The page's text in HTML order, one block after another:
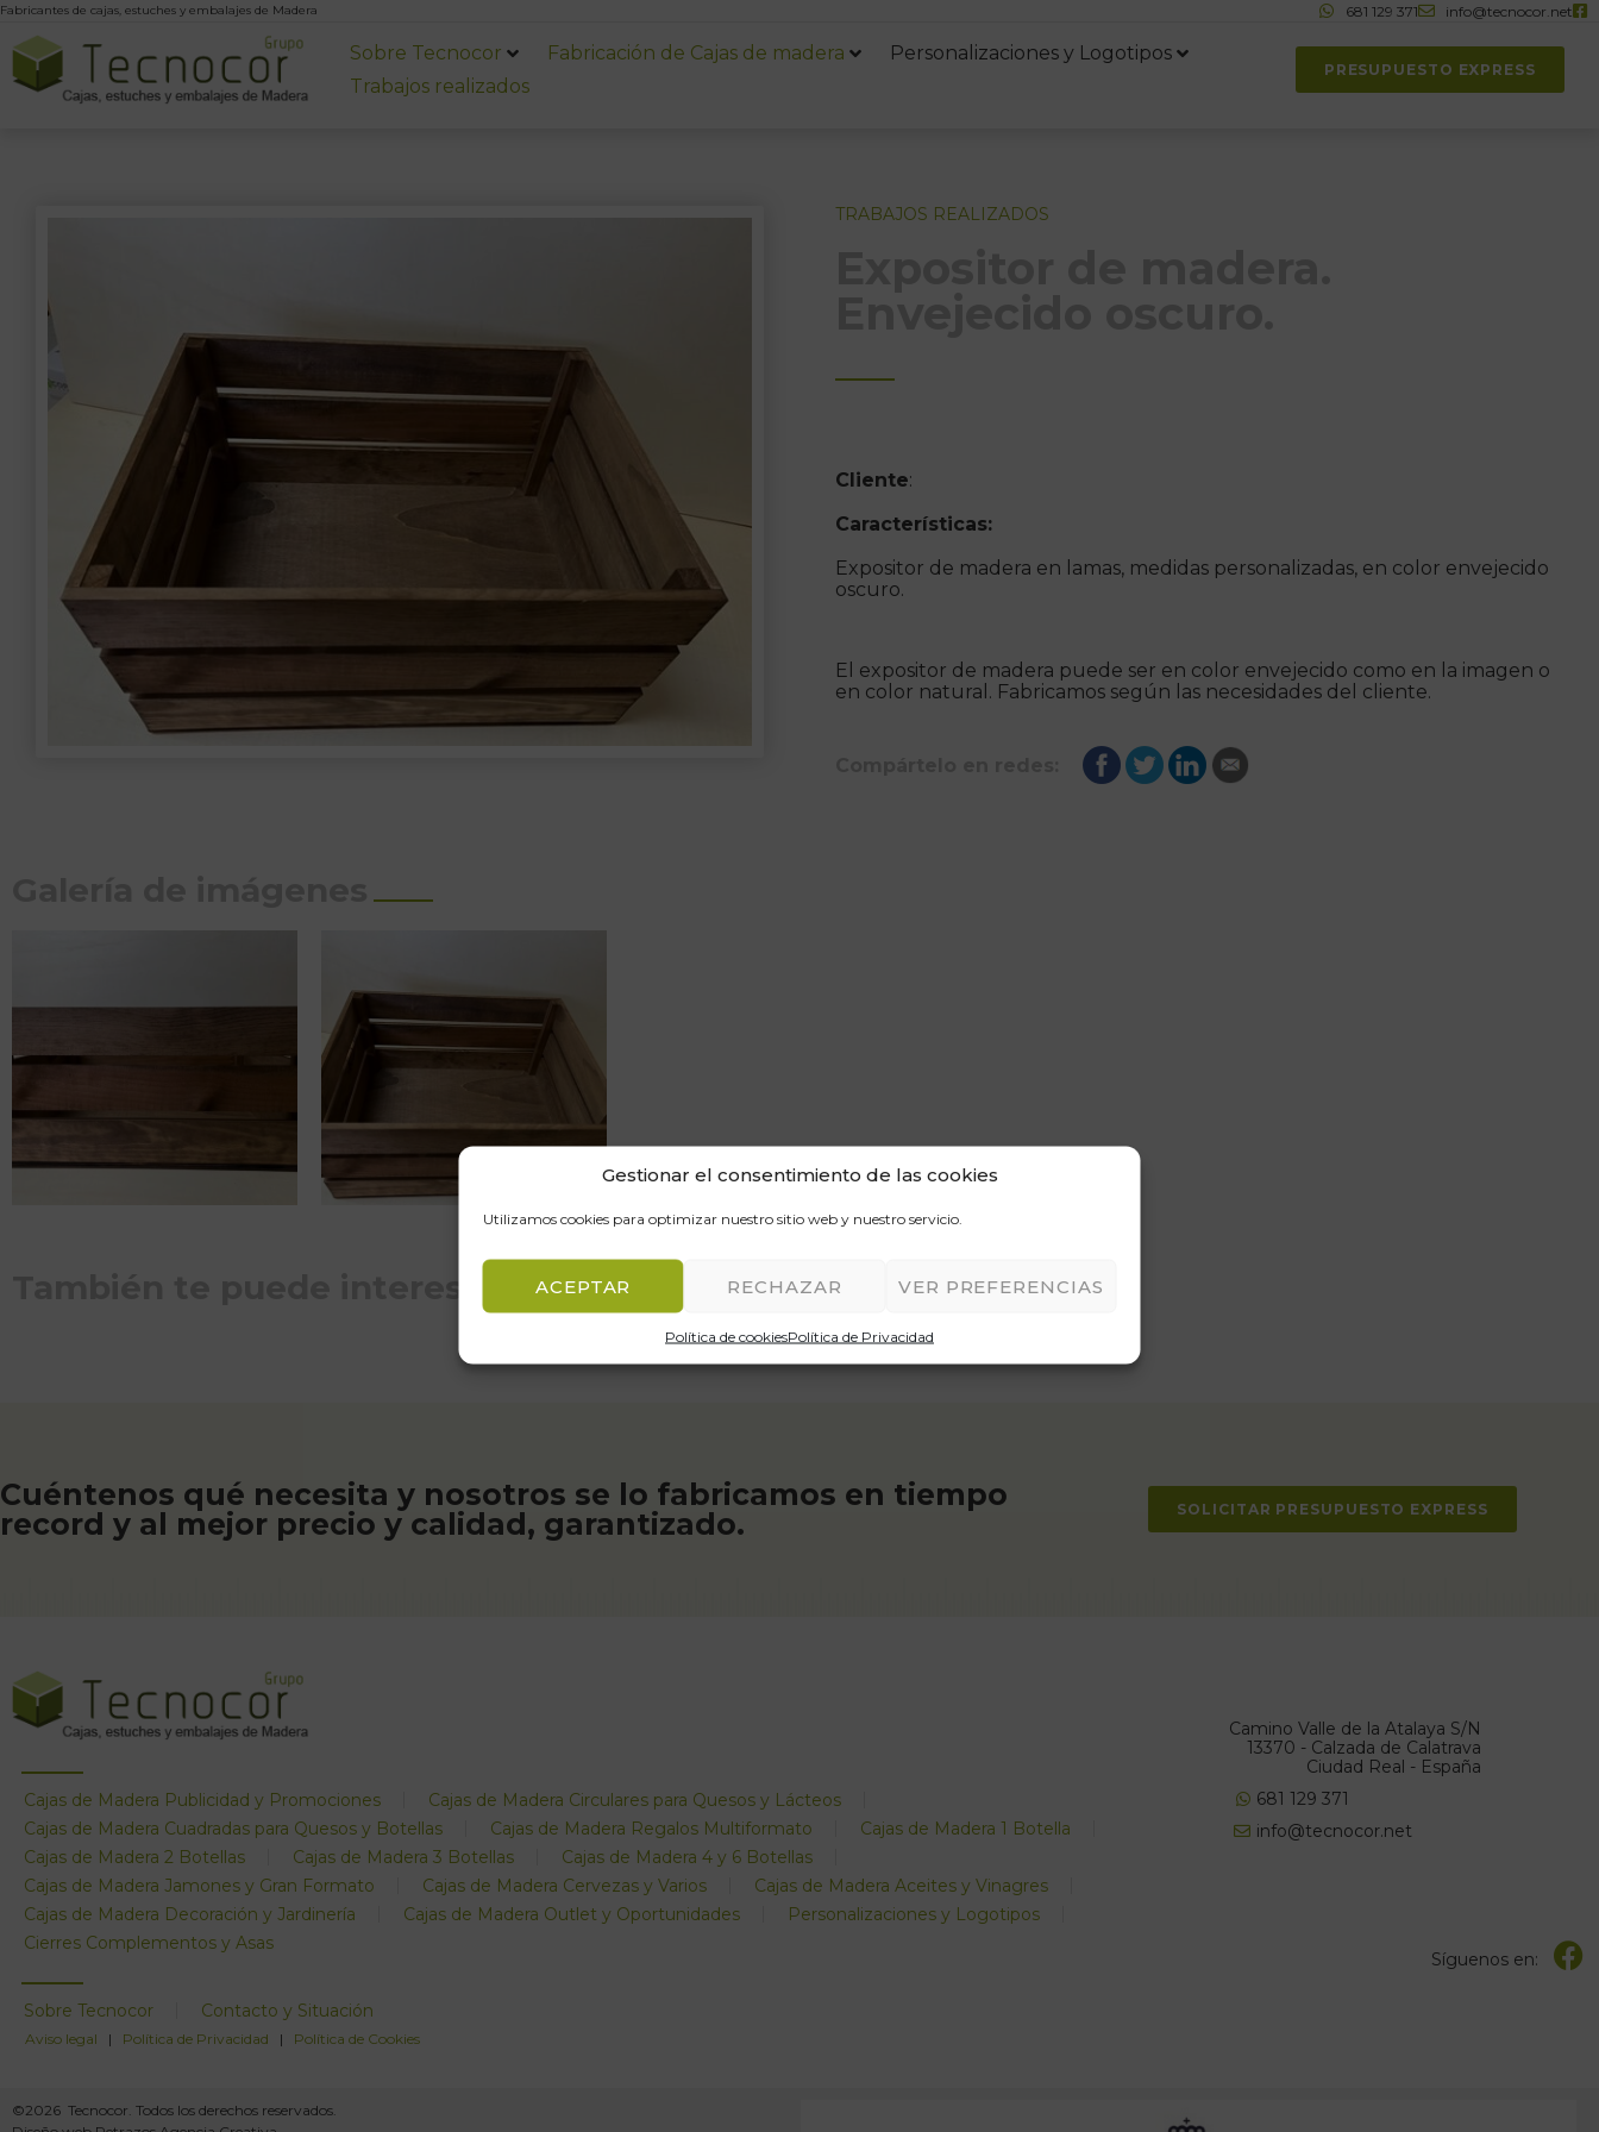
Gestionar el consentimiento de las cookies
Utilizamos cookies para optimizar nuestro sitio web y nuestro servicio.
ACEPTAR RECHAZAR VER PREFERENCIAS
Política de cookiesPolítica de Privacidad
Fabricantes de cajas, estuches y embalajes de Madera 681 129 371 info@tecnocor.net
Sobre Tecnocor Fabricación de Cajas de madera
Personalizaciones y Logotipos
Trabajos realizados
PRESUPUESTO EXPRESS
TRABAJOS REALIZADOS
Cliente:
Características:
Expositor de madera en lamas, medidas personalizadas, en color envejecido
oscuro.
El expositor de madera puede ser en color envejecido como en la imagen o
en color natural. Fabricamos según las necesidades del cliente.
Aún no hemos publicado trabajos relacionados
Cuéntenos qué necesita y nosotros se lo fabricamos en tiempo
record y al mejor precio y calidad, garantizado.
SOLICITAR PRESUPUESTO EXPRESS
Cajas de Madera Publicidad y Promociones
Cajas de Madera Circulares para Quesos y Lácteos
Cajas de Madera Cuadradas para Quesos y Botellas
Cajas de Madera Regalos Multiformato
Cajas de Madera 1 Botella
Cajas de Madera 2 Botellas
Cajas de Madera 3 Botellas
Cajas de Madera 4 y 6 Botellas
Cajas de Madera Jamones y Gran Formato
Cajas de Madera Cervezas y Varios
Cajas de Madera Aceites y Vinagres
Cajas de Madera Decoración y Jardinería
Cajas de Madera Outlet y Oportunidades
Personalizaciones y Logotipos
Cierres Complementos y Asas
Sobre Tecnocor Contacto y Situación
Aviso legal | Política de Privacidad | Política de Cookies
Camino Valle de la Atalaya S/N
13370 - Calzada de Calatrava
Ciudad Real - España
681 129 371
info@tecnocor.net
Síguenos en:
©2026 Tecnocor. Todos los derechos reservados.